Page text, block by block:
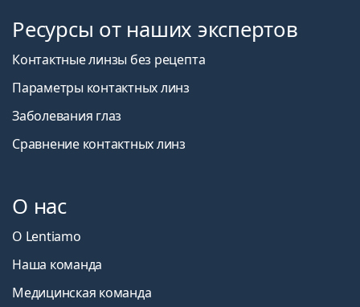
Ресурсы от наших экспертов
Контактные линзы без рецепта
Параметры контактных линз
Заболевания глаз
Сравнение контактных линз
О нас
О Lentiamo
Наша команда
Медицинская команда